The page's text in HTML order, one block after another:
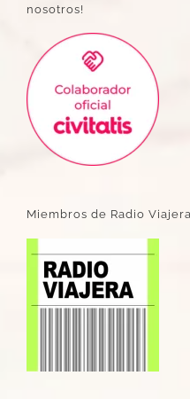
nosotros!
Miembros de Radio